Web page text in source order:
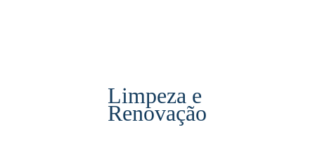
Limpeza e
Renovação